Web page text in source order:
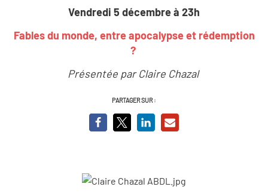
Vendredi 5 décembre à 23h
Fables du monde, entre apocalypse et rédemption
?
Présentée par Claire Chazal
PARTAGER SUR :